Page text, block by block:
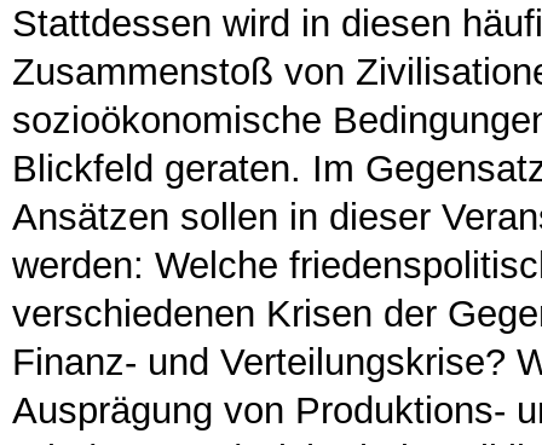
Stattdessen wird in diesen
Zusammenstoß von
sozioökonomische
Blickfeld geraten. Im
Ansätzen sollen in dieser
werden: Welche
verschiedenen Krisen der
Finanz- und Verteilungskrise?
Ausprägung von Produktions-